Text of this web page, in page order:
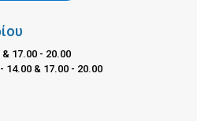
17.00 - 20.00
14.00 & 17.00 - 20.00